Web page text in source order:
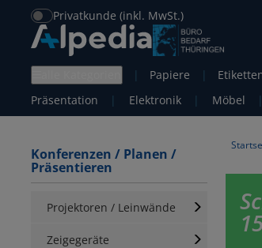
Privatkunde (inkl. MwSt.)
| Papiere |
Präsentation
| Elektronik | Möbel |
Konferenzen / Planen /
Präsentieren
Projektoren / Leinwände
Zeigegeräte